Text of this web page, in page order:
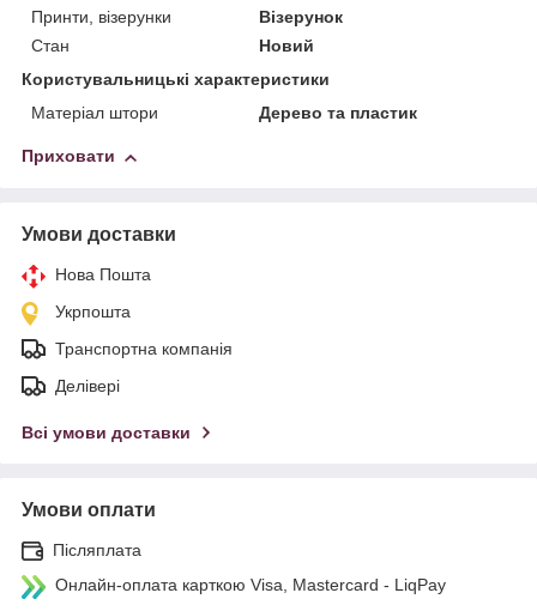
Принти, візерунки
Візерунок
Стан
Новий
Користувальницькі характеристики
Матеріал штори
Дерево та пластик
Приховати
Умови доставки
Нова Пошта
Укрпошта
Транспортна компанія
Делівері
Всі умови доставки
Умови оплати
Післяплата
Онлайн-оплата карткою Visa, Mastercard - LiqPay